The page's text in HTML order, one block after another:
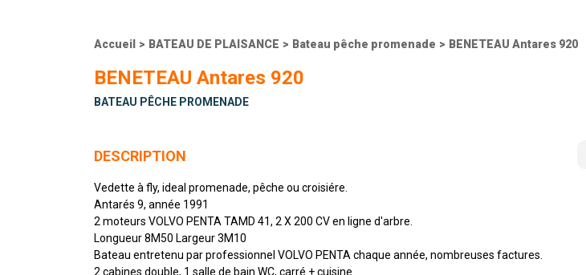
Accueil > BATEAU DE PLAISANCE > Bateau pêche promenade > BENETEAU Antares 920
BENETEAU Antares 920
BATEAU PÊCHE PROMENADE
DESCRIPTION
Vedette à fly, ideal promenade, pêche ou croisiére.
Antarés 9, année 1991
2 moteurs VOLVO PENTA TAMD 41, 2 X 200 CV en ligne d'arbre.
Longueur 8M50 Largeur 3M10
Bateau entretenu par professionnel VOLVO PENTA chaque année, nombreuses factures.
2 cabines double, 1 salle de bain WC, carré + cuisine